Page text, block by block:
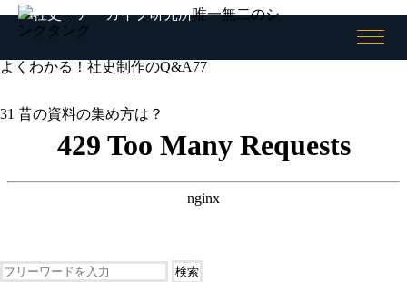
唯一無二のシ
ンクタンク
全般
ログイン/ログアウト会員情報
お役立ちリンク集
ニュースリリース
社史とは何か
コンサルティング
社史で使われる関連用語集
アーカイブの意義
よくわかる！社史制作のQ&A77
31 昔の資料の集め方は？